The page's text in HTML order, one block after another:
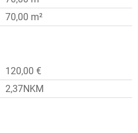
70,00 m²
120,00 €
2,37NKM